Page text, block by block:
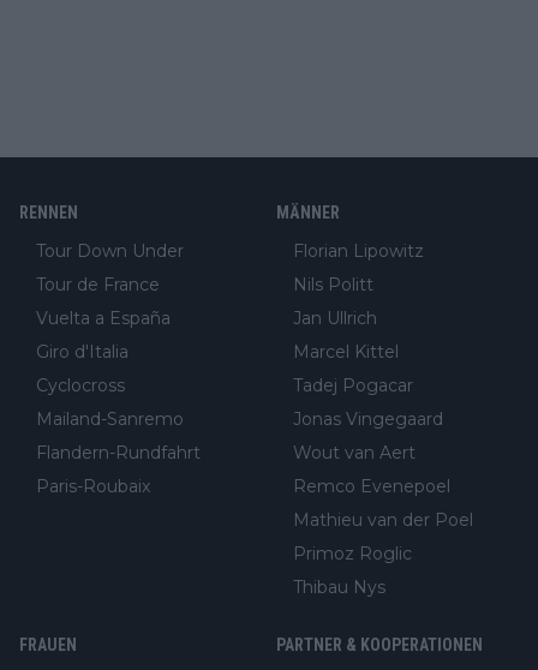
RENNEN
Tour Down Under
Tour de France
Vuelta a España
Giro d'Italia
Cyclocross
Mailand-Sanremo
Flandern-Rundfahrt
Paris-Roubaix
MÄNNER
Florian Lipowitz
Nils Politt
Jan Ullrich
Marcel Kittel
Tadej Pogacar
Jonas Vingegaard
Wout van Aert
Remco Evenepoel
Mathieu van der Poel
Primoz Roglic
Thibau Nys
FRAUEN PARTNER & KOOPERATIONEN